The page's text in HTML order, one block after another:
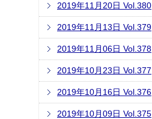
2019年11月20日 Vol.380
2019年11月13日 Vol.379
2019年11月06日 Vol.378
2019年10月23日 Vol.377
2019年10月16日 Vol.376
2019年10月09日 Vol.375